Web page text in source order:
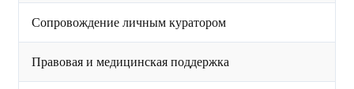
Сопровождение личным куратором
Правовая и медицинская поддержка